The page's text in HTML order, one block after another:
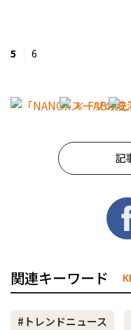
5 6
記
関連キーワード
#トレンドニュース